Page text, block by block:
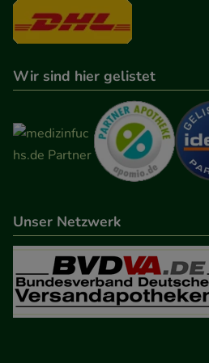
Statistik & Tracking:
unserer Website sammeln,
unsere Website weiter für Sie
den Inhalt auf unserer Website
Werbung auf Drittseiten
zu gestalten. Bitte beachten
teilweise an Dritte wie z.B.
Wir sind hier gelistet
Unser Netzwerk